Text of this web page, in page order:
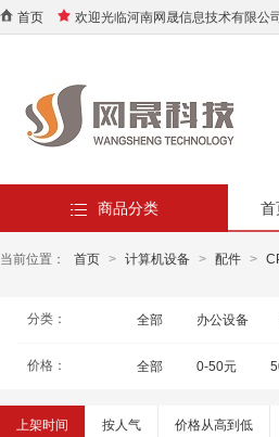
首页 欢迎光临河南网晟信息技术有限公
商品分类 首
当前位置： 首页 > 计算机设备 > 配件 >
分类： 全部 办公设备
价格： 全部 0-50元
上架时间 按人气 价格从高到低